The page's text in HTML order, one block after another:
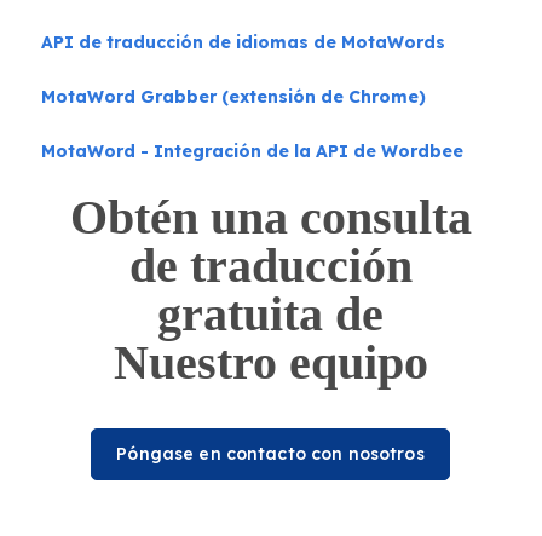
API de traducción de idiomas de MotaWords
MotaWord Grabber (extensión de Chrome)
MotaWord - Integración de la API de Wordbee
Obtén una consulta
de traducción
gratuita de
Nuestro equipo
Póngase en contacto con nosotros